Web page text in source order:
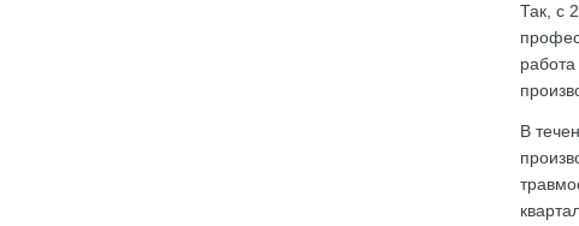
Так, с
В